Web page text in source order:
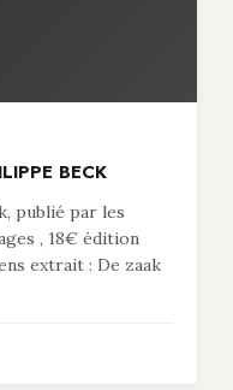
BECK
publié par les
, 18€ édition
extrait : De zaak